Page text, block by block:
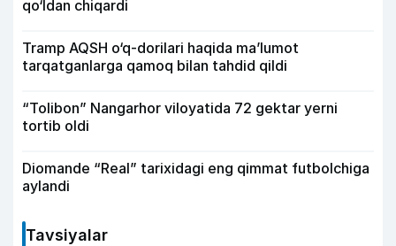
qo‘ldan chiqardi
Tramp AQSH o‘q-dorilari haqida ma’lumot
tarqatganlarga qamoq bilan tahdid qildi
“Tolibon” Nangarhor viloyatida 72 gektar yerni
tortib oldi
Diomande “Real” tarixidagi eng qimmat futbolchiga
aylandi
Tavsiyalar